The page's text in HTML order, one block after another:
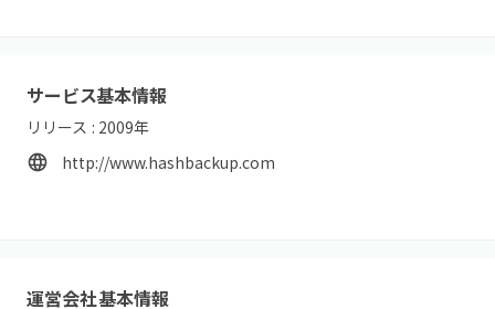
サービス基本情報
リリース : 2009年
http://www.hashbackup.com
運営会社基本情報